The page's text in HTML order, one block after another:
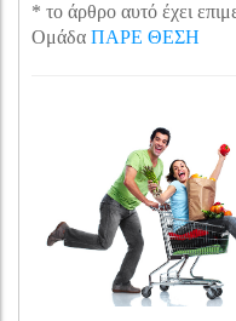
* το άρθρο αυτό έχει
Ομάδα ΠΑΡΕ ΘΕΣΗ